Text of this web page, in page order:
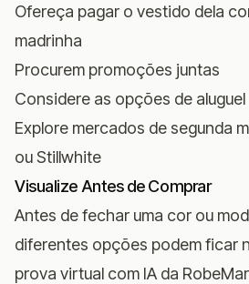
Ofereça pagar o vestido dela
madrinha
Procurem promoções juntas
Considere as opções de aluguel
Explore mercados de segunda
ou Stillwhite
Visualize Antes de Comprar
Antes de fechar uma cor ou
diferentes opções podem ficar
prova virtual com IA da